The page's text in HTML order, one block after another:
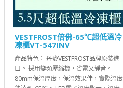
VESTFROST倍佛-65℃超低溫冷
凍櫃VT-547INV
產品特色： 丹麥VESTFROST品牌原裝進
口。 採用變頻壓縮機，省電又靜音。
80mm保溫厚度，保溫效果佳，實際溫度